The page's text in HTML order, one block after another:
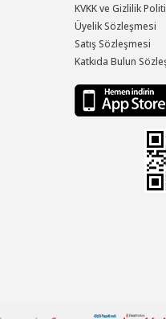
KVKK ve Gizlilik
Üyelik Sözleşmesi
Satış Sözleşmesi
Katkıda Bulun